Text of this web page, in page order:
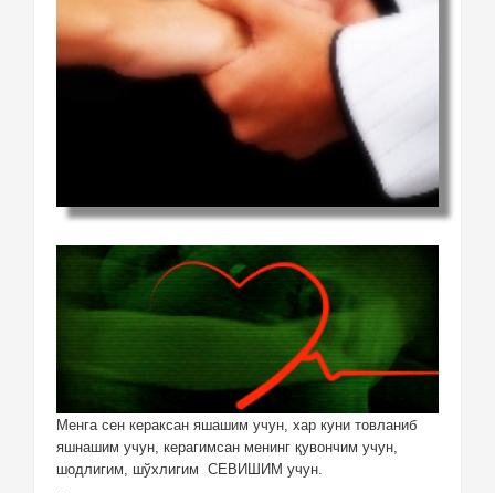
Менга сен кераксан яшашим учун, хар куни товланиб
яшнашим учун, керагимсан менинг қувончим учун,
шодлигим, шўхлигим СЕВИШИМ учун.